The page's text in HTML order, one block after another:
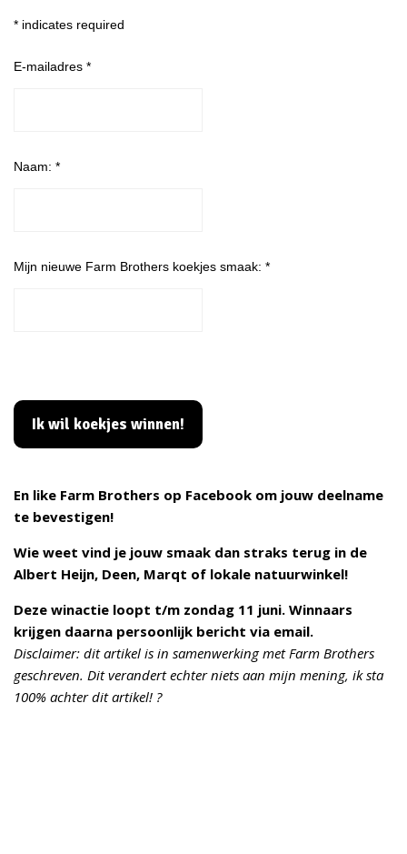
* indicates required
E-mailadres *
Naam: *
Mijn nieuwe Farm Brothers koekjes smaak: *
En like Farm Brothers op Facebook om jouw deelname
te bevestigen!
Wie weet vind je jouw smaak dan straks terug in de
Albert Heijn, Deen, Marqt of lokale natuurwinkel!
Deze winactie loopt t/m zondag 11 juni. Winnaars
krijgen daarna persoonlijk bericht via email.
Disclaimer: dit artikel is in samenwerking met Farm Brothers
geschreven. Dit verandert echter niets aan mijn mening, ik sta
100% achter dit artikel! ?